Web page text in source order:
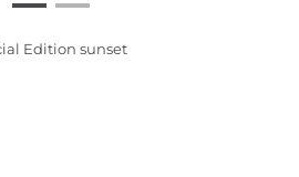
Edition sunset